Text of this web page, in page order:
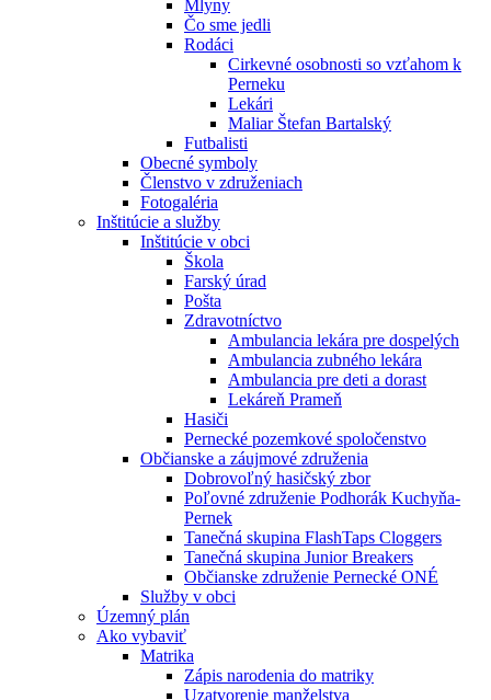
Mlyny
Čo sme jedli
Rodáci
Cirkevné osobnosti so vzťahom k
Perneku
Lekári
Maliar Štefan Bartalský
Futbalisti
Obecné symboly
Členstvo v združeniach
Fotogaléria
Inštitúcie a služby
Inštitúcie v obci
Škola
Farský úrad
Pošta
Zdravotníctvo
Ambulancia lekára pre dospelých
Ambulancia zubného lekára
Ambulancia pre deti a dorast
Lekáreň Prameň
Hasiči
Pernecké pozemkové spoločenstvo
Občianske a záujmové združenia
Dobrovoľný hasičský zbor
Poľovné združenie Podhorák Kuchyňa-
Pernek
Tanečná skupina FlashTaps Cloggers
Tanečná skupina Junior Breakers
Občianske združenie Pernecké ONÉ
Služby v obci
Územný plán
Ako vybaviť
Matrika
Zápis narodenia do matriky
Uzatvorenie manželstva